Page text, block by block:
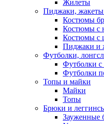
Жилеты
Пиджаки,
Костюмы
Костюмы с
Костюмы с
Пиджаки и
Футболки,
Футболки с
Футболки
Топы и майки
Майки
Топы
Брюки и
Зауженные